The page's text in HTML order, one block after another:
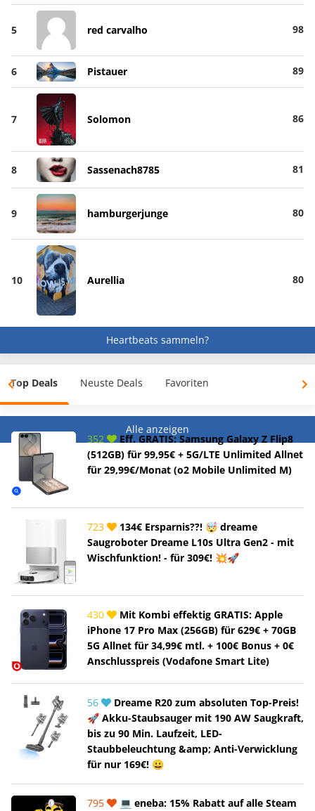
5 red carvalho 98
6 Pistauer 89
7 Solomon 86
8 Sassenach8785 81
9 hamburgerjunge 80
10 Aurellia 80
Heartbeats sammeln?
Top Deals Neuste Deals Favoriten
Alle anzeigen
352
Eff. GRATIS: Samsung Galaxy Z Flip8
(512GB) für 99,95€ + 5G/LTE Unlimited Allnet
für 29,99€/Monat (o2 Mobile Unlimited M)
723
134€ Ersparnis??! 🤯 dreame
Saugroboter Dreame L10s Ultra Gen2 - mit
Wischfunktion! - für 309€! 💥🚀
430
Mit Kombi effektig GRATIS: Apple
iPhone 17 Pro Max (256GB) für 629€ + 70GB
5G Allnet für 34,99€ mtl. + 100€ Bonus + 0€
Anschlusspreis (Vodafone Smart Lite)
56
Dreame R20 zum absoluten Top-Preis!
🚀 Akku-Staubsauger mit 190 AW Saugkraft,
bis zu 90 Min. Laufzeit, LED-
Staubbeleuchtung &amp; Anti-Verwicklung
für nur 169€! 😀
795
💻 eneba: 15% Rabatt auf alle Steam